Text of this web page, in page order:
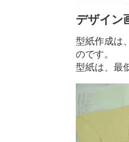
デザイン
型紙作成は
のです。
型紙は、最